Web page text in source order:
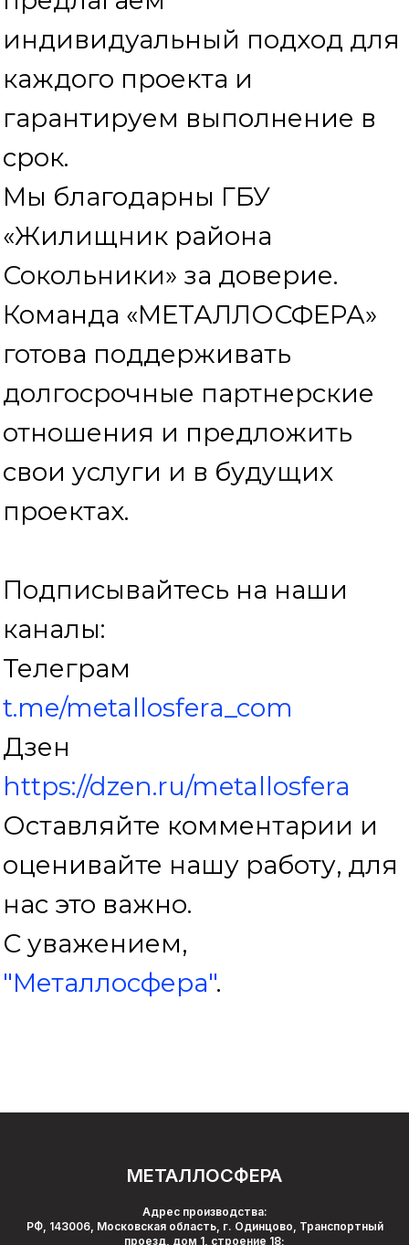
Телеграм
t.me/metallosfera_com
Дзен
https://dzen.ru/metallosfera
Оставляйте комментарии и
оценивайте нашу работу, для
нас это важно.
С уважением,
"Металлосфера" .
МЕТАЛЛОСФЕРА
Адрес производства:
РФ, 143006, Московская область, г. Одинцово, Транспортный
проезд, дом 1, строение 18;